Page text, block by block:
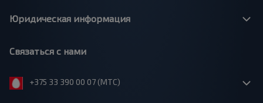
Юридическая информация
Связаться с нами
+375 33 390 00 07 (МТС)